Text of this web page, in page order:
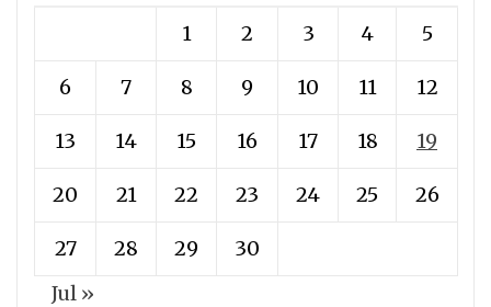
1 2 3 4 5
6 7 8 9 10 11 12
13 14 15 16 17 18 19
20 21 22 23 24 25 26
27 28 29
30
Jul »